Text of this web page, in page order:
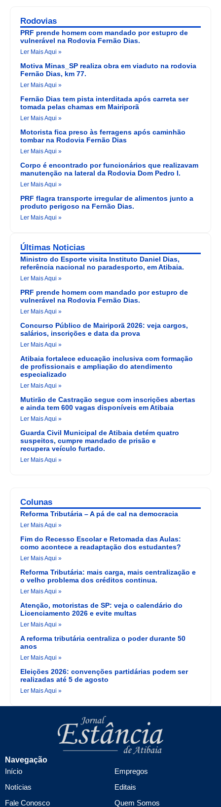
Rodovias
PRF prende homem com mandado por estupro de
vulnerável na Rodovia Fernão Dias.
Ler Mais Aqui »
Motiva Minas_SP realiza obra em viaduto na rodovia
Fernão Dias, km 77.
Ler Mais Aqui »
Fernão Dias tem pista interditada após carreta ser
tomada pelas chamas em Mairiporã
Ler Mais Aqui »
Motorista fica preso às ferragens após caminhão
tombar na Rodovia Fernão Dias
Ler Mais Aqui »
Corpo é encontrado por funcionários que realizavam
manutenção na lateral da Rodovia Dom Pedro I.
Ler Mais Aqui »
PRF flagra transporte irregular de alimentos junto a
produto perigoso na Fernão Dias.
Ler Mais Aqui »
Últimas Noticias
Ministro do Esporte visita Instituto Daniel Dias,
referência nacional no paradesporto, em Atibaia.
Ler Mais Aqui »
PRF prende homem com mandado por estupro de
vulnerável na Rodovia Fernão Dias.
Ler Mais Aqui »
Concurso Público de Mairiporã 2026: veja cargos,
salários, inscrições e data da prova
Ler Mais Aqui »
Atibaia fortalece educação inclusiva com formação
de profissionais e ampliação do atendimento
especializado
Ler Mais Aqui »
Mutirão de Castração segue com inscrições abertas
e ainda tem 600 vagas disponíveis em Atibaia
Ler Mais Aqui »
Guarda Civil Municipal de Atibaia detém quatro
suspeitos, cumpre mandado de prisão e
recupera veículo furtado.
Ler Mais Aqui »
Colunas
Reforma Tributária – A pá de cal na democracia
Ler Mais Aqui »
Fim do Recesso Escolar e Retomada das Aulas:
como acontece a readaptação dos estudantes?
Ler Mais Aqui »
Reforma Tributária: mais carga, mais centralização e
o velho problema dos créditos continua.
Ler Mais Aqui »
Atenção, motoristas de SP: veja o calendário do
Licenciamento 2026 e evite multas
Ler Mais Aqui »
A reforma tributária centraliza o poder durante 50
anos
Ler Mais Aqui »
Eleições 2026: convenções partidárias podem ser
realizadas até 5 de agosto
Ler Mais Aqui »
Navegação
Início
Notícias
Fale Conosco
Empregos
Editais
Quem Somos